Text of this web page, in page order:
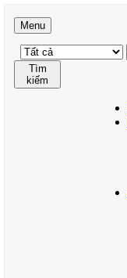
Menu
Tìm
kiếm